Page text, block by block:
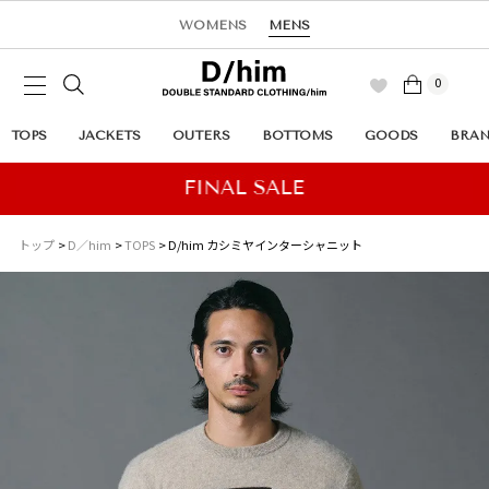
WOMENS MENS
0
TOPS JACKETS OUTERS BOTTOMS GOODS
トップ D／him TOPS D/him カシミヤインターシャニット